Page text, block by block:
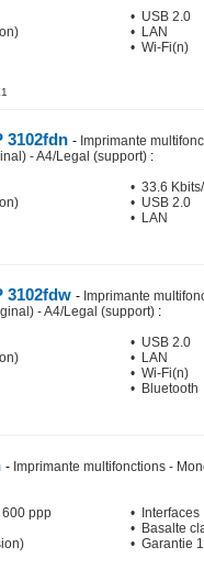
• USB 2.0
• LAN
• Wi-Fi(n)
3102fdn - Imprimante
- A4/Legal (support) :
• 33.6
• USB 2.0
• LAN
3102fdw - Imprimante
- A4/Legal (support) :
• USB 2.0
• LAN
• Wi-Fi(n)
• Bluetooth
- Imprimante multifonctions -
ppp
• Interfaces
• Basalte
• Garantie